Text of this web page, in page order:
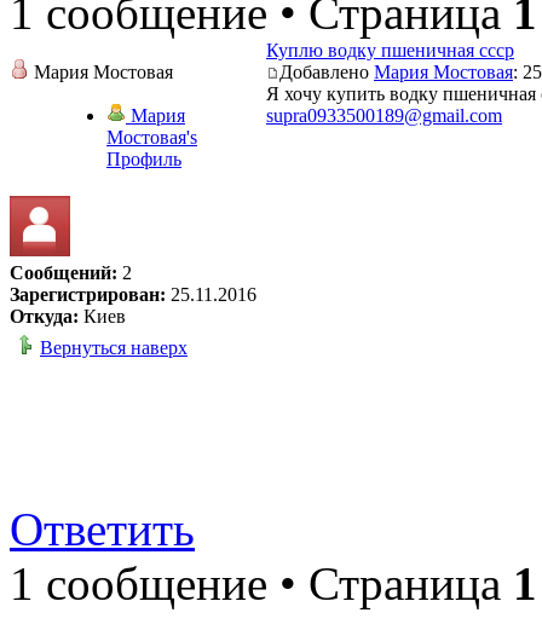
1 сообщение • Страница 1
Мария Мостовая
Мария
Мостовая's
Профиль
Сообщений: 2
Зарегистрирован: 25.11.2016
Откуда: Киев
Куплю водку пшеничная ссср
Добавлено Мария Мостовая:
Я хочу купить водку пшеничная
supra0933500189@gmail.com
Вернуться наверх
Ответить
1 сообщение • Страница 1